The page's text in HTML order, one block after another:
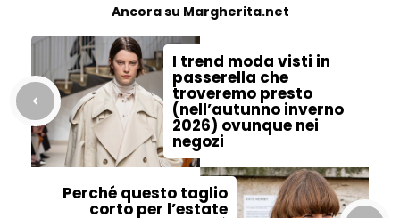
Ancora su Margherita.net
I trend moda visti in
passerella che
troveremo presto
(nell’autunno inverno
2026) ovunque nei
negozi
Perché questo taglio
corto per l’estate